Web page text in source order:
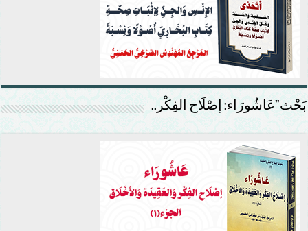
بَحْث”عَاشُورَاء: إصْلَاح الفِكْر..